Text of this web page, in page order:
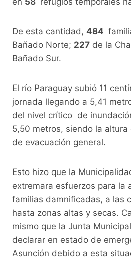
De esta cantidad, 484
Bañado Norte; 227 de la
Bañado Sur.
El río Paraguay subió 11
jornada llegando a 5,41
del nivel crítico de
5,50 metros, siendo la
de evacuación general.
Esto hizo que la
extremara esfuerzos para la
familias damnificadas, a las
hasta zonas altas y secas.
mismo que la Junta
declarar en estado de
Asunción debido a esta